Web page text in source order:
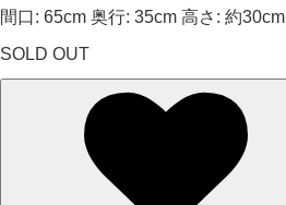
間口: 65cm 奥行: 35cm 高さ: 約30cm
SOLD OUT